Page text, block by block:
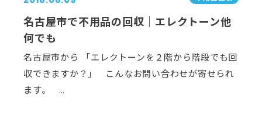
名古屋市で不用品の回収｜エレクトーン他
何でも
名古屋市から 「エレクトーンを２階から階段でも回
収できますか？」 こんなお問い合わせが寄せられ
ます。 …